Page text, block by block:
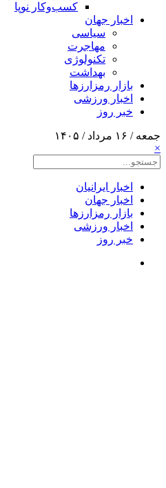
کسب‌وکار نوپا
اخبار جهان
سیاسی
مهاجرت
تکنولوژی
بهداشت
بازار رمزارزها
اخبار ورزشی
خبر روز
جمعه / ۱۶ مرداد / ۱۴۰۵
×
اخبار ایرانیان
اخبار جهان
بازار رمزارزها
اخبار ورزشی
خبر روز